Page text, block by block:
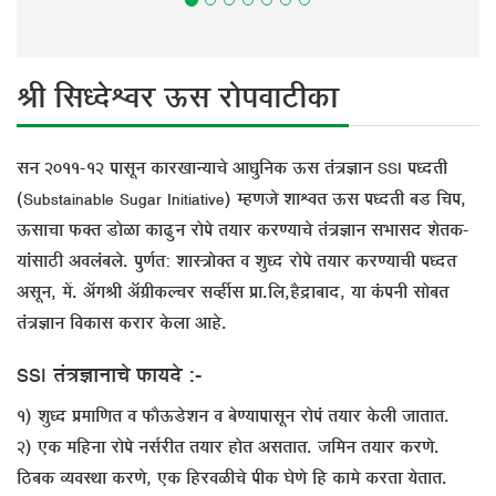
ÁÖß ×ÃÖ¬¤êüÀ¾Ö¸ü ‰úÃÖ ¸üÖê¯Ö¾ÖÖ™üßÛúÖ
ÃÖ®Ö 2011-12 ¯ÖÖÃÖæ®Ö ÛúÖ¸üÜÖÖ®µÖÖ“Öê †Ö¬Öã×®ÖÛú ‰úÃÖ ŸÖÓ¡Ö–ÖÖ®Ö SSI ¯Ö¬¤üŸÖß
(Substainable Sugar Initiative) ´ÆüÞÖ•Öê ¿ÖÖÀ¾ÖŸÖ ‰úÃÖ ¯Ö¬¤üŸÖß ²Ö›ü ×“Ö¯Ö,
‰úÃÖÖ“ÖÖ ±úŒŸÖ ›üÖêôûÖ ÛúÖœüãü®Ö ¸üÖê¯Öê ŸÖµÖÖ¸ü Ûú¸üÞµÖÖ“Öê ŸÖÓ¡Ö–ÖÖ®Ö ÃÖ³ÖÖÃÖ¤ü ¿ÖêŸÖÛú-
µÖÖÓÃÖÖšüß †¾Ö»ÖÓ²Ö»Öê. ¯ÖãÞÖÔŸÖ: ¿ÖÖÃ¡ÖÖêŒŸÖ ¾Ö ¿Öã¬¤ü ¸üÖê¯Öê ŸÖµÖÖ¸ü Ûú¸üÞµÖÖ“Öß ¯Ö¬¤üŸÖ
†ÃÖæ®Ö, ´Öë. †òÝÖÁÖß †òÝÖÏßÛú»“Ö¸ü ÃÖ¾ÆüáÃÖ ¯ÖÏÖ.×»Ö,Æîü¦üÖ²ÖÖ¤ü, µÖÖ ÛÓú¯Ö®Öß ÃÖÖê²ÖŸÖ
ŸÖÓ¡Ö–ÖÖ®Ö ×¾ÖÛúÖÃÖ Ûú¸üÖ¸ü Ûêú»ÖÖ †ÖÆêü.
SSI ŸÖÓ¡Ö–ÖÖ®ÖÖ“Öê ±úÖµÖ¤êü :-
1) ¿Öã¬¤ü ¯ÖÏ´ÖÖ×ÞÖŸÖ ¾Ö ±úÖî‰ú›êü¿Ö®Ö ¾Ö ²ÖêÞµÖÖ¯ÖÖÃÖæ®Ö ¸üÖê¯ÖÓ ŸÖµÖÖ¸ü Ûêú»Öß •ÖÖŸÖÖŸÖ.
2) ‹Ûú ´Ö×Æü®ÖÖ ¸üÖê¯Öê ®ÖÃÖÔ¸üßŸÖ ŸÖµÖÖ¸ü ÆüÖêŸÖ †ÃÖŸÖÖŸÖ. •Ö×´Ö®Ö ŸÖµÖÖ¸ü Ûú¸üÞÖê.
×šü²ÖÛú ¾µÖ¾ÖÃ£ÖÖ Ûú¸üÞÖê, ‹Ûú ×Æü¸ü¾Öôûß“Öê ¯ÖßÛú ‘ÖêÞÖê ×Æü ÛúÖ´Öê Ûú¸üŸÖÖ µÖêŸÖÖŸÖ.